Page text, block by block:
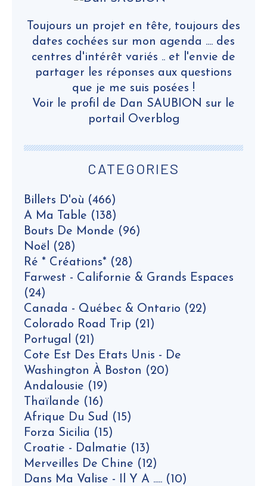
CATEGORIES
Billets D'où (466)
A Ma Table (138)
Bouts De Monde (96)
Noël (28)
Ré * Créations* (28)
Farwest - Californie & Grands Espaces
(24)
Canada - Québec & Ontario (22)
Colorado Road Trip (21)
Portugal (21)
Cote Est Des Etats Unis - De
Washington À Boston (20)
Andalousie (19)
Thaïlande (16)
Afrique Du Sud (15)
Forza Sicilia (15)
Croatie - Dalmatie (13)
Merveilles De Chine (12)
Dans Ma Valise - Il Y A ..... (10)
Toujours un projet en tête, toujours des
dates cochées sur mon agenda .... des
centres d'intérêt variés .. et l'envie de
partager les réponses aux questions
que je me suis posées !
Voir le profil de Dan SAUBION sur le
portail Overblog